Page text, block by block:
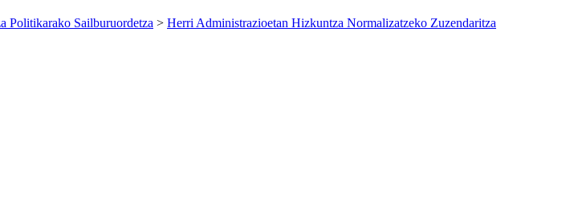
Politikarako Sailburuordetza > Herri Administrazioetan Hizkuntza Normalizatzeko Zuzendaritza